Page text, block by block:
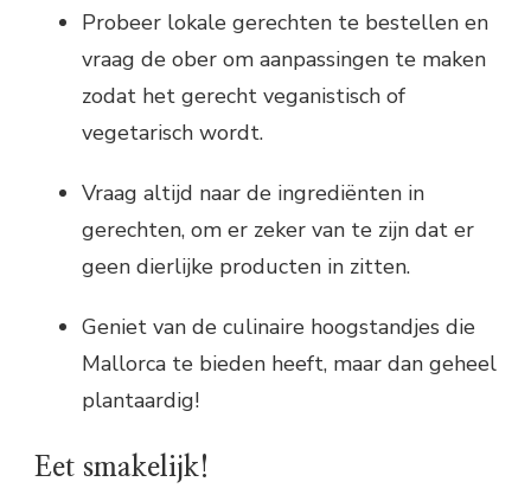
Probeer lokale gerechten te bestellen en
vraag de ober om aanpassingen te maken
zodat het gerecht veganistisch of
vegetarisch wordt.
Vraag altijd naar de ingrediënten in
gerechten, om er zeker van te zijn dat er
geen dierlijke producten in zitten.
Geniet van de culinaire hoogstandjes die
Mallorca te bieden heeft, maar dan geheel
plantaardig!
Eet smakelijk!